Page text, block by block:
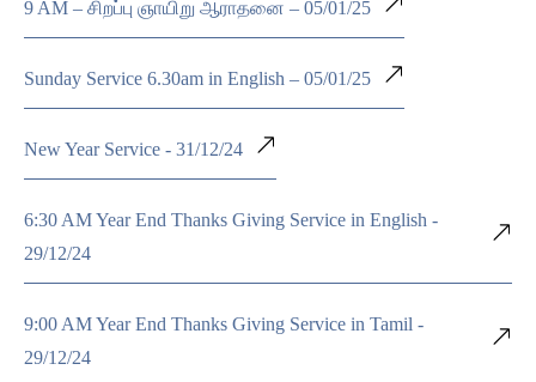
9 AM – சிறப்பு ஞாயிறு ஆராதனை – 05/01/25
Sunday Service 6.30am in English – 05/01/25
New Year Service - 31/12/24
6:30 AM Year End Thanks Giving Service in English -
29/12/24
9:00 AM Year End Thanks Giving Service in Tamil -
29/12/24